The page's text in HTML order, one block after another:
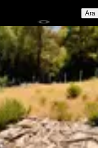
Ara
2280 M2
Kırklar Mahallesi
m²·2.368/m²·24.07.2026
₺
VE YATIRIM
Sever